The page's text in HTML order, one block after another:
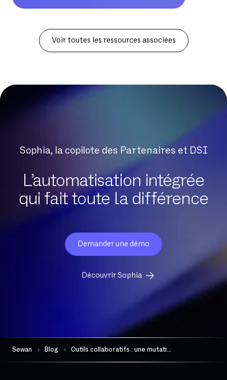
Voir toutes les ressources associées
Sophia, la copilote des Partenaires et DSI
L’automatisation intégrée
qui fait toute la différence
Demander une démo
Découvrir Sophia
Sewan Blog Outils collaboratifs : une mutation profonde au sein des entreprises